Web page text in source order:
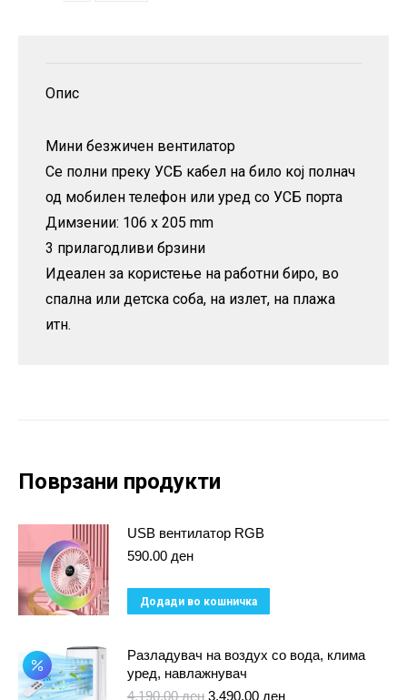
Опис
Мини безжичен вентилатор
Се полни преку УСБ кабел на било кој полнач
од мобилен телефон или уред со УСБ порта
Димзении: 106 x 205 mm
3 прилагодливи брзини
Идеален за користење на работни биро, во
спална или детска соба, на излет, на плажа
итн.
Поврзани продукти
USB вентилатор RGB
590.00 ден
Додади во кошничка
Разладувач на воздух со вода, клима
уред, навлажнувач
4,190.00ден Original
3,490.00 денCurrent